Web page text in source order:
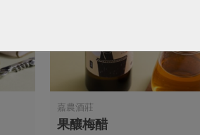
嘉農酒莊
果釀梅醋